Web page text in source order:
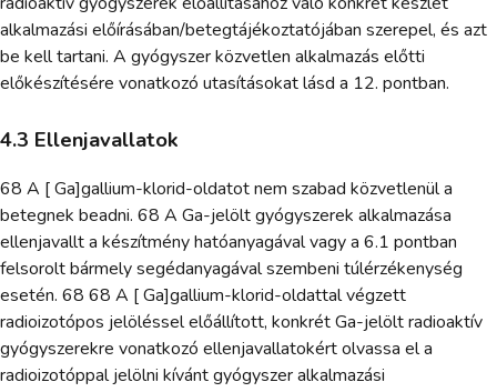
alkalmazási előírásában/betegtájékoztatójában szerepel, és azt
be kell tartani. A gyógyszer közvetlen alkalmazás előtti
előkészítésére vonatkozó utasításokat lásd a 12. pontban.
4.3 Ellenjavallatok
68 A [ Ga]gallium-klorid-oldatot nem szabad közvetlenül a
betegnek beadni. 68 A Ga-jelölt gyógyszerek alkalmazása
ellenjavallt a készítmény hatóanyagával vagy a 6.1 pontban
felsorolt bármely segédanyagával szembeni túlérzékenység
esetén. 68 68 A [ Ga]gallium-klorid-oldattal végzett
radioizotópos jelöléssel előállított, konkrét Ga-jelölt radioaktív
gyógyszerekre vonatkozó ellenjavallatokért olvassa el a
radioizotóppal jelölni kívánt gyógyszer alkalmazási